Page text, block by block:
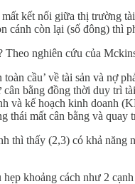
kết nối giữa thị trường
cánh còn lại (số đông)
nghiên cứu của
cầu’ về tài sản và nợ
bằng đồng thời duy trì
và kế hoạch kinh doanh
thái mất cân bằng và
thì thấy (2,3) có khả
khoảng cách như 2